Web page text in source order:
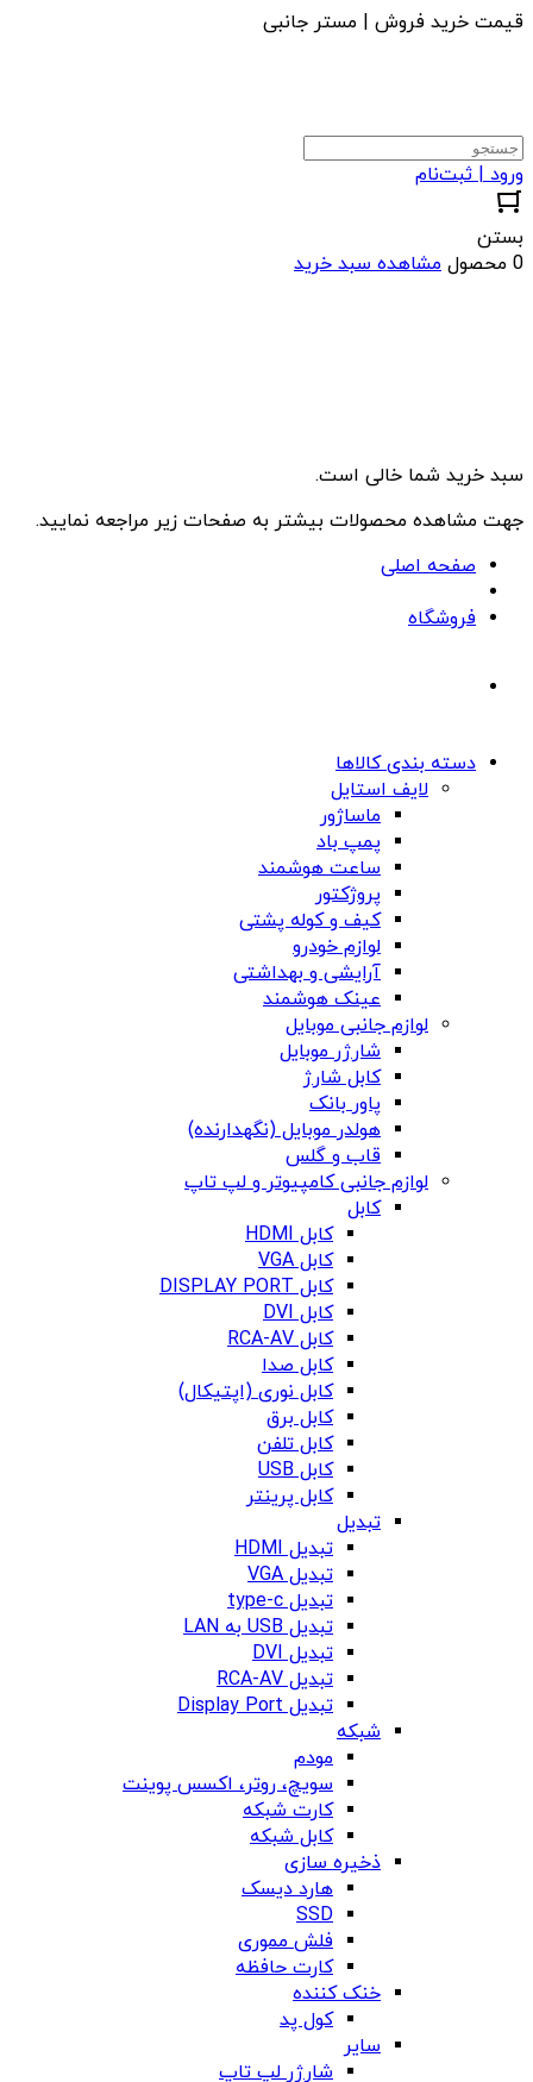
قیمت خرید فروش | مستر جانبی
ورود | ثبت‌نام
بستن
0 محصول
مشاهده سبد خرید
سبد خرید شما خالی است.
جهت مشاهده محصولات بیشتر به صفحات زیر مراجعه نمایید.
صفحه اصلی
فروشگاه
دسته بندی کالاها
لایف استایل
ماساژور
پمپ باد
ساعت هوشمند
پروژکتور
کیف و کوله پشتی
لوازم خودرو
آرایشی و بهداشتی
عینک هوشمند
لوازم جانبی موبایل
شارژر موبایل
کابل شارژ
پاور بانک
هولدر موبایل (نگهدارنده)
قاب و گلس
لوازم جانبی کامپیوتر و لپ تاپ
کابل
کابل HDMI
کابل VGA
کابل DISPLAY PORT
کابل DVI
کابل RCA-AV
کابل صدا
کابل نوری (اپتیکال)
کابل برق
کابل تلفن
کابل USB
کابل پرینتر
تبدیل
تبدیل HDMI
تبدیل VGA
تبدیل type-c
تبدیل USB به LAN
تبدیل DVI
تبدیل RCA-AV
تبدیل Display Port
شبکه
مودم
سویچ، روتر، اکسس پوینت
کارت شبکه
کابل شبکه
ذخیره سازی
هارد دیسک
SSD
فلش مموری
کارت حافظه
خنک کننده
کول پد
سایر
شارژر لپ تاپ